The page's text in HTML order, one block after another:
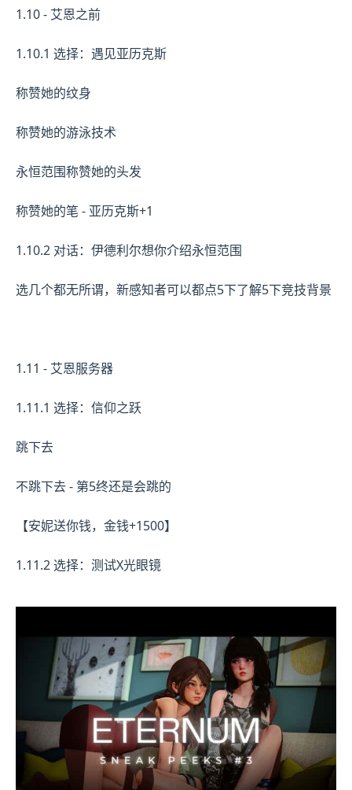
1.10 - 艾恩之前
1.10.1 选择：遇见亚历克斯
称赞她的纹身
称赞她的游泳技术
永恒范围称赞她的头发
称赞她的笔 - 亚历克斯+1
1.10.2 对话：伊德利尔想你介绍永恒范围
选几个都无所谓，新感知者可以都点5下了解5下竞技背景
1.11 - 艾恩服务器
1.11.1 选择：信仰之跃
跳下去
不跳下去 - 第5终还是会跳的
【安妮送你钱，金钱+1500】
1.11.2 选择：测试X光眼镜